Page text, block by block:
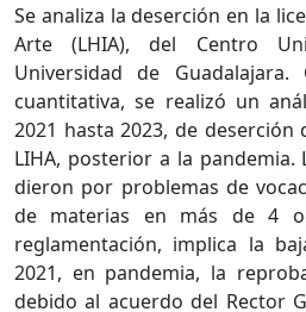
Se analiza la deserción en la
Arte (LHIA), del Centro
Universidad de
cuantitativa, se realizó un
2021 hasta 2023, de
LIHA, posterior a la pandemia.
dieron por problemas de
de materias en más de 4
reglamentación, implica la
2021, en pandemia, la
debido al acuerdo del Rector